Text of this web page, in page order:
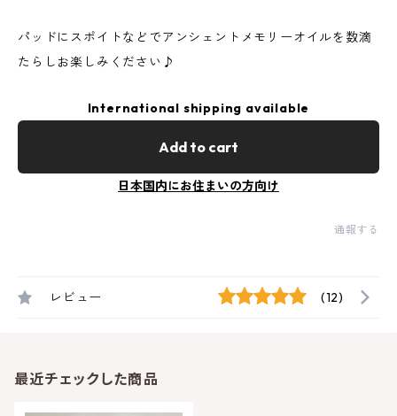
パッドにスポイトなどでアンシェントメモリーオイルを数滴
たらしお楽しみください♪
International shipping available
Add to cart
日本国内にお住まいの方向け
通報する
レビュー (12)
最近チェックした商品